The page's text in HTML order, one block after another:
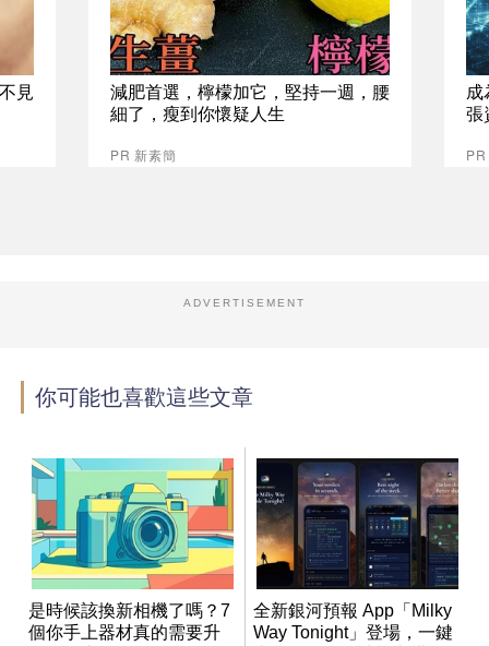
見
減肥首選，檸檬加它，堅持一週，腰
細了，瘦到你懷疑人生
PR 新素簡
成
張
ADVERTISEMENT
你可能也喜歡這些文章
是時候該換新相機了嗎？7
個你手上器材真的需要升
全新銀河預報 App「Milky
Way Tonight」登場，一鍵